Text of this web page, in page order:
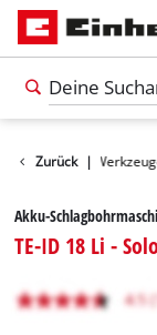
Zurück |
Produkte
Akku-
TE-ID 18 Li -